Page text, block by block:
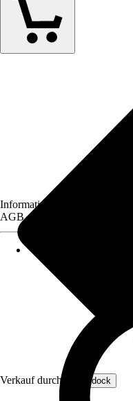
Verkauf durch: Omnidock
Informationen des
AGB, finden Sie bei Klick